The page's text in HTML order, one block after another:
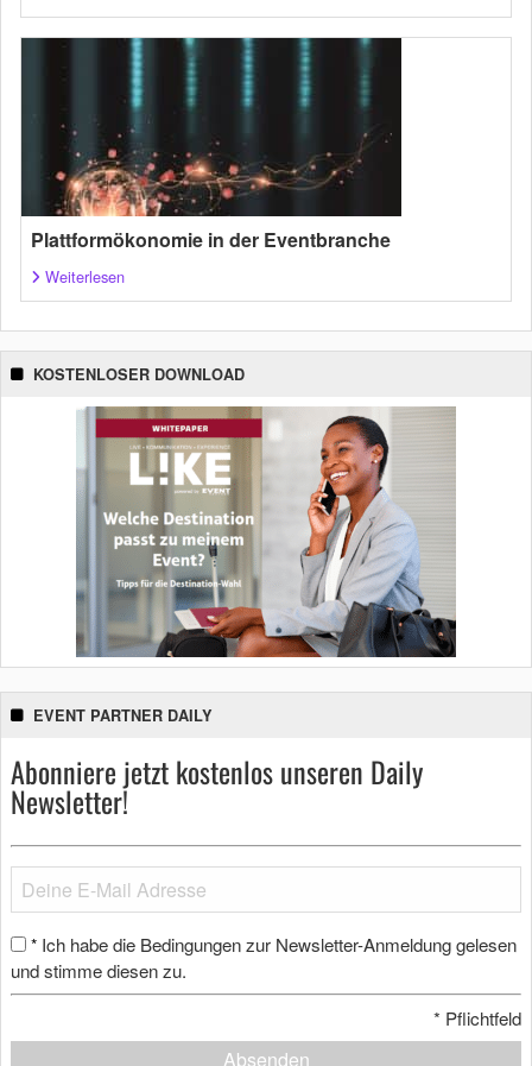
Plattformökonomie in der Eventbranche
Weiterlesen
KOSTENLOSER DOWNLOAD
EVENT PARTNER DAILY
Abonniere jetzt kostenlos unseren Daily
Newsletter!
* Ich habe die Bedingungen zur Newsletter-Anmeldung gelesen
und stimme diesen zu.
* Pflichtfeld
Absenden